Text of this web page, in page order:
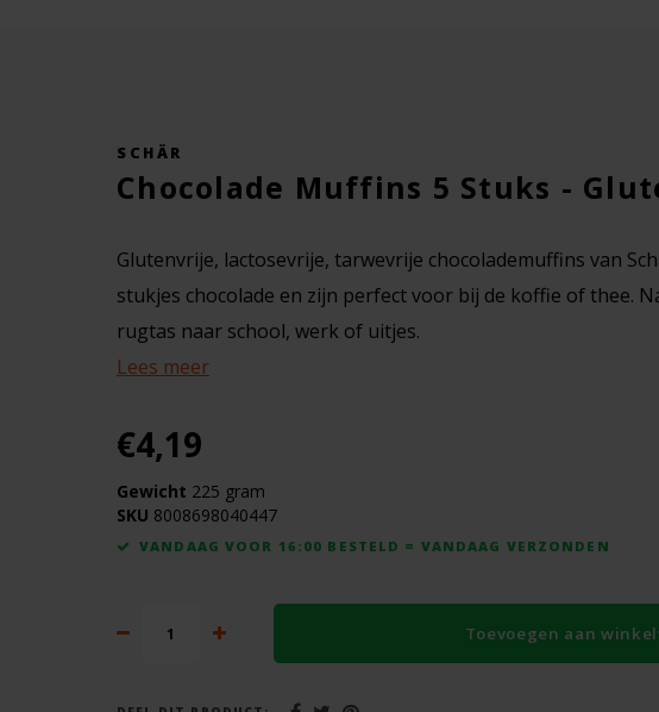
SCHÄR
Chocolade Muffins 5 Stuks -
Glutenvrije, lactosevrije, tarwevrije chocolademuffins van
stukjes chocolade en zijn perfect voor bij de koffie of thee.
rugtas naar school, werk of uitjes.
Lees meer
€4,19
Gewicht 225 gram
SKU 8008698040447
VANDAAG VOOR 16:00 BESTELD = VANDAAG VERZONDEN
Toevoegen aan